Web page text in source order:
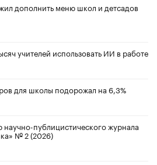
дополнить меню школ и детсадов
учителей использовать ИИ в работе
для школы подорожал на 6,3%
публицистического журнала
№ 2 (2026)